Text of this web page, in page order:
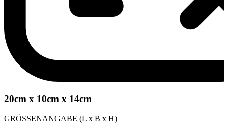
20cm x 10cm x 14cm
GRÖSSENANGABE (L x B x H)